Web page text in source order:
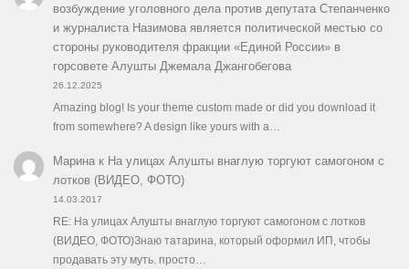
возбуждение уголовного дела против депутата Степанченко
и журналиста Назимова является политической местью со
стороны руководителя фракции «Единой России» в
горсовете Алушты Джемала Джангобегова
26.12.2025
Amazing blog! Is your theme custom made or did you download it
from somewhere? A design like yours with a…
Маринак На улицах Алушты внаглую торгуют самогоном с
лотков (ВИДЕО, ФОТО)
14.03.2017
RE: На улицах Алушты внаглую торгуют самогоном с лотков
(ВИДЕО, ФОТО)Знаю татарина, который оформил ИП, чтобы
продавать эту муть. просто…